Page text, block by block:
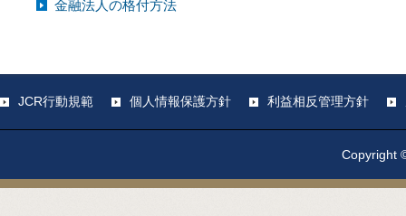
金融法人の格付方法
JCR行動規範 個人情報保護方針 利益相反管理方針
Copyright